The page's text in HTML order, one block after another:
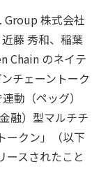
Group 株式会社
藤 秀和、稲葉
Chain のネイテ
チェーントーク
動（ペッグ）
融）型マルチチ
ークン」（以下
ースされたこと